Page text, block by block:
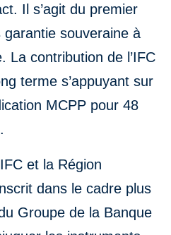
Il s’agit du premier
souveraine à
La contribution de l’IFC
terme s’appuyant sur
MCPP pour 48
et la Région
dans le cadre plus
Groupe de la Banque